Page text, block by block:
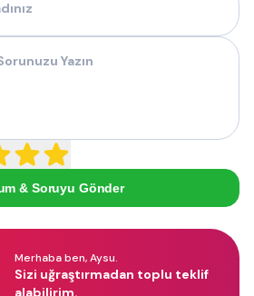
& Soruyu Gönder
Merhaba ben, Aysu.
Sizi uğraştırmadan toplu teklif
alabilirim.